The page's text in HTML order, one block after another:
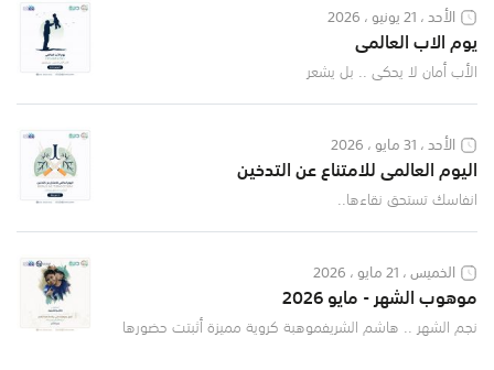
الأحد ، 21 يونيو ، 2026
يوم الاب العالمي
الأب أمان لا يحكى .. بل يشعر
الأحد ، 31 مايو ، 2026
اليوم العالمي للامتناع عن التدخين
انفاسك تستحق نقاءها..
الخميس ، 21 مايو ، 2026
موهوب الشهر - مايو 2026
نجم الشهر .. هاشم الشريفموهبة كروية مميزة أثبتت حضورها